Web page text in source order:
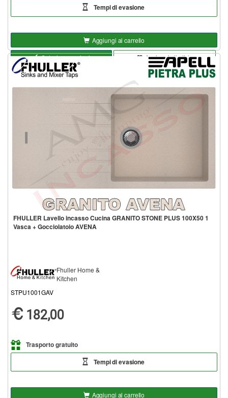
Tempi di evasione
Aggiungi al carrello
Seleziona opzioni
Aggiungi alla lista
FHULLER Lavello incasso Cucina GRANITO STONE PLUS 100X50 1
Vasca + Gocciolatoio AVENA
Fhuller Home &
Kitchen
STPU1001GAV
182,00
Trasporto gratuito
Tempi di evasione
Aggiungi al carrello